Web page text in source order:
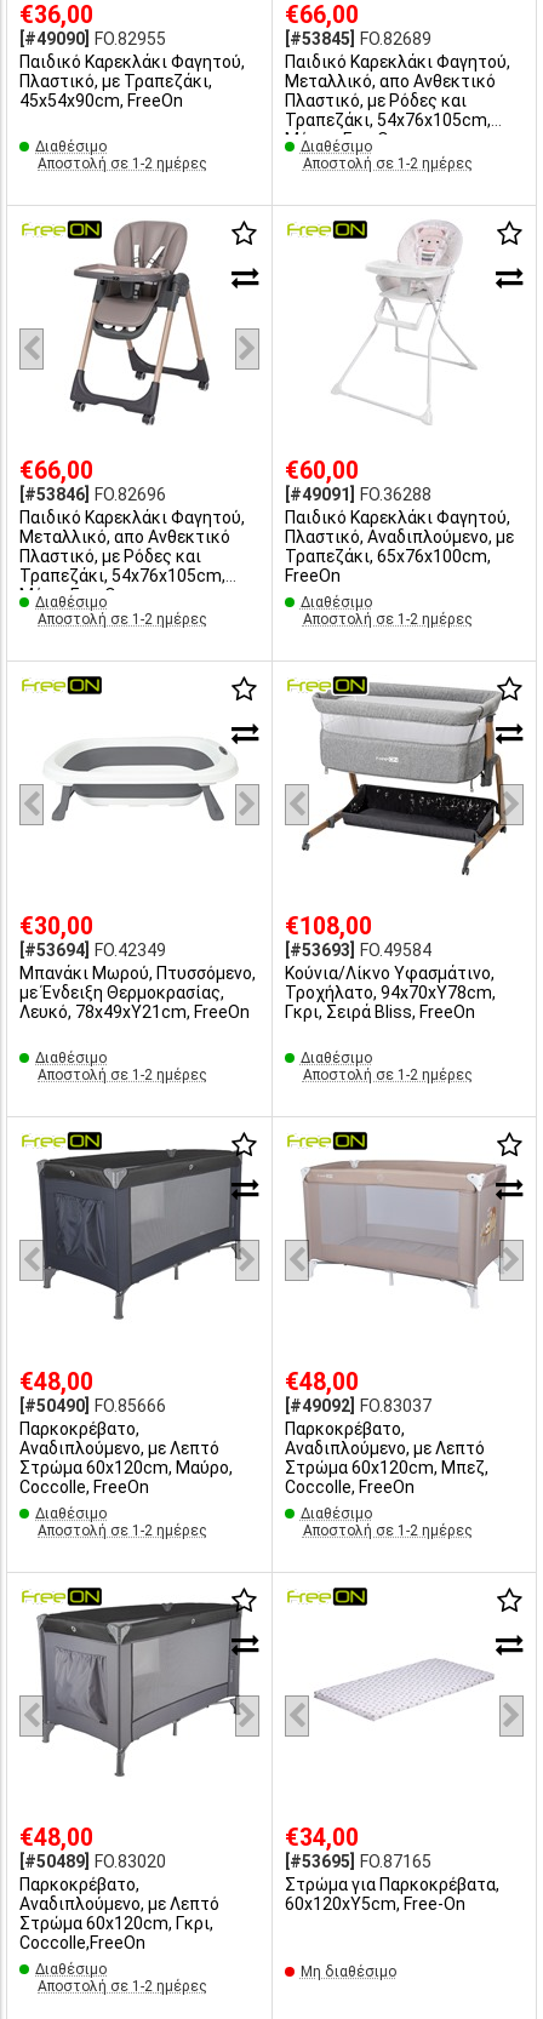
€36,00
[#49090]
FO.82955
Παιδικό Καρεκλάκι Φαγητού,
Πλαστικό, με Τραπεζάκι,
45x54x90cm, FreeOn
Διαθέσιμο
Αποστολή σε 1-2 ημέρες
€66,00
[#53845]
FO.82689
Παιδικό Καρεκλάκι Φαγητού,
Μεταλλικό, απο Ανθεκτικό
Πλαστικό, με Ρόδες και
Τραπεζάκι, 54x76x105cm,
Μέντα, FreeOn
Διαθέσιμο
Αποστολή σε 1-2 ημέρες
€66,00
[#53846]
FO.82696
Παιδικό Καρεκλάκι Φαγητού,
Μεταλλικό, απο Ανθεκτικό
Πλαστικό, με Ρόδες και
Τραπεζάκι, 54x76x105cm,
Μόκα, FreeOn
Διαθέσιμο
Αποστολή σε 1-2 ημέρες
€60,00
[#49091]
FO.36288
Παιδικό Καρεκλάκι Φαγητού,
Πλαστικό, Αναδιπλούμενο, με
Τραπεζάκι, 65x76x100cm,
FreeOn
Διαθέσιμο
Αποστολή σε 1-2 ημέρες
€30,00
[#53694]
FO.42349
Μπανάκι Μωρού, Πτυσσόμενο,
με Ένδειξη Θερμοκρασίας,
Λευκό, 78x49xΥ21cm, FreeOn
Διαθέσιμο
Αποστολή σε 1-2 ημέρες
€108,00
[#53693]
FO.49584
Κούνια/Λίκνο Υφασμάτινο,
Τροχήλατο, 94x70xΥ78cm,
Γκρι, Σειρά Bliss, FreeOn
Διαθέσιμο
Αποστολή σε 1-2 ημέρες
€48,00
[#50490]
FO.85666
Παρκοκρέβατο,
Αναδιπλούμενο, με Λεπτό
Στρώμα 60x120cm, Μαύρο,
Coccolle, FreeOn
Διαθέσιμο
Αποστολή σε 1-2 ημέρες
€48,00
[#49092]
FO.83037
Παρκοκρέβατο,
Αναδιπλούμενο, με Λεπτό
Στρώμα 60x120cm, Μπεζ,
Coccolle, FreeOn
Διαθέσιμο
Αποστολή σε 1-2 ημέρες
€48,00
[#50489]
FO.83020
Παρκοκρέβατο,
Αναδιπλούμενο, με Λεπτό
Στρώμα 60x120cm, Γκρι,
Coccolle,FreeOn
Διαθέσιμο
Αποστολή σε 1-2 ημέρες
€34,00
[#53695]
FO.87165
Στρώμα για Παρκοκρέβατα,
60x120xΥ5cm, Free-On
Μη διαθέσιμο